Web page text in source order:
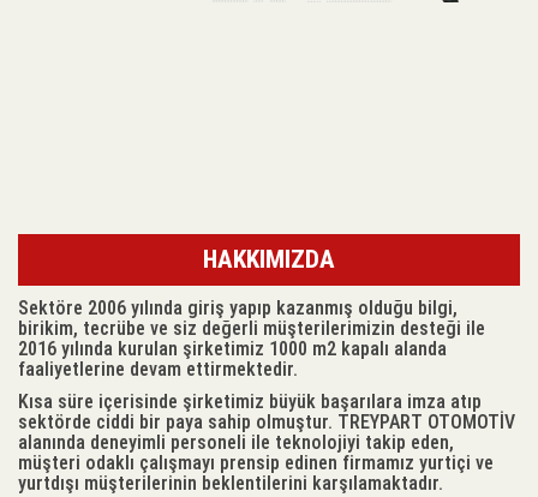
HAKKIMIZDA
Sektöre 2006 yılında giriş yapıp kazanmış olduğu bilgi,
birikim, tecrübe ve siz değerli müşterilerimizin desteği ile
2016 yılında kurulan şirketimiz 1000 m2 kapalı alanda
faaliyetlerine devam ettirmektedir.
Kısa süre içerisinde şirketimiz büyük başarılara imza atıp
sektörde ciddi bir paya sahip olmuştur. TREYPART OTOMOTİV
alanında deneyimli personeli ile teknolojiyi takip eden,
müşteri odaklı çalışmayı prensip edinen firmamız yurtiçi ve
yurtdışı müşterilerinin beklentilerini karşılamaktadır.